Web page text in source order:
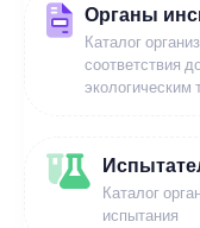
Органы
Каталог
соответствия
экологическим
Каталог
испытания